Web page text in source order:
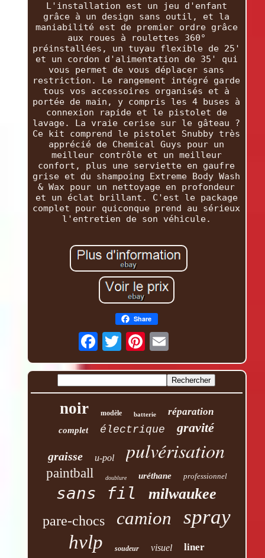
L'installation est un jeu d'enfant
grâce à un design sans outil, et la
maniabilité est de premier ordre grâce
aux roues à roulettes 360°
préinstallées, un tuyau flexible de 25'
et un cordon d'alimentation de 35' qui
vous permet de vous déplacer sans
restriction. Le rangement intégré garde
tous vos accessoires organisés et à
portée de main, y compris les 4 buses à
connexion rapide et le pistolet de
lavage. La vraie cerise sur le gâteau ?
Ce kit comprend le pistolet Snubby très
apprécié de Chemical Guys pour un
meilleur contrôle et un meilleur
confort, plus une serviette en gaufre
grise et du shampoing Extreme Body Wash
& Wax pour un nettoyage en profondeur
et un éclat brillant. C'est le package
complet pour quiconque prend au sérieux
l'entretien de son véhicule.
Share
noir modèle batterie réparation
complet électrique gravité
graisse u-pol pulvérisation
paintball doublure uréthane professionnel
sans fil milwaukee
pare-chocs camion spray
hvlp soudeur visuel liner